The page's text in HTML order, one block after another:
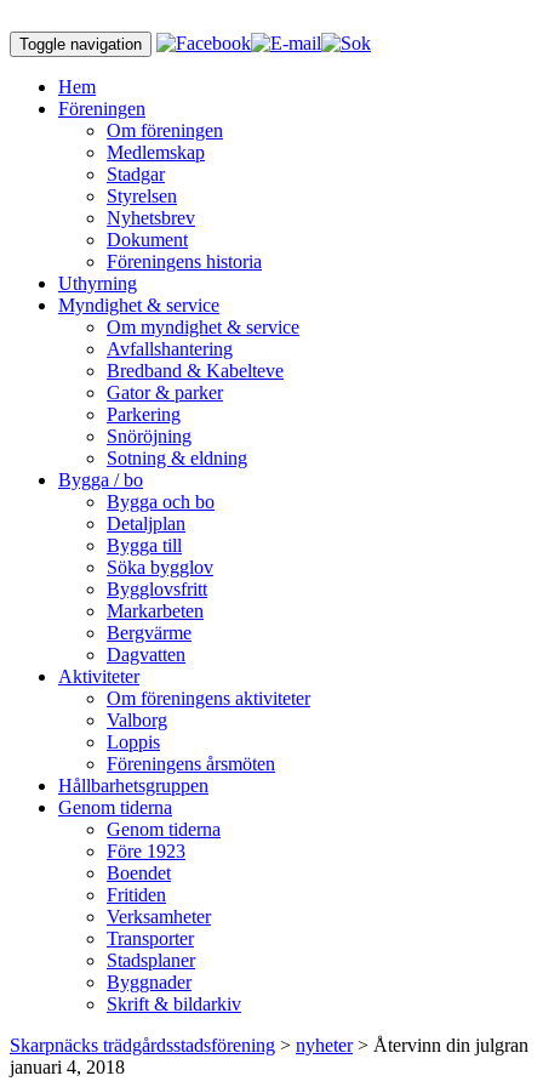
Toggle navigation
Hem
Föreningen
Om föreningen
Medlemskap
Stadgar
Styrelsen
Nyhetsbrev
Dokument
Föreningens historia
Uthyrning
Myndighet & service
Om myndighet & service
Avfallshantering
Bredband & Kabelteve
Gator & parker
Parkering
Snöröjning
Sotning & eldning
Bygga / bo
Bygga och bo
Detaljplan
Bygga till
Söka bygglov
Bygglovsfritt
Markarbeten
Bergvärme
Dagvatten
Aktiviteter
Om föreningens aktiviteter
Valborg
Loppis
Föreningens årsmöten
Hållbarhetsgruppen
Genom tiderna
Genom tiderna
Före 1923
Boendet
Fritiden
Verksamheter
Transporter
Stadsplaner
Byggnader
Skrift & bildarkiv
Skarpnäcks trädgårdsstadsförening > nyheter> Återvinn din julgran
januari 4, 2018